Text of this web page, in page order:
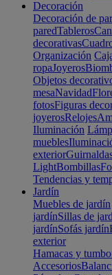
Decoración
Decoración de
paredTableros
decorativas
Organización
ropaJoyeros
Objetos
mesaNavidad
fotosFiguras
joyerosRelojes
Iluminación
muebles
exterior
LightBombillas
Tendencias y
Jardín
Muebles de jardín
jardínSillas de
jardínSofás jardín
exterior
Hamacas y
Accesorios